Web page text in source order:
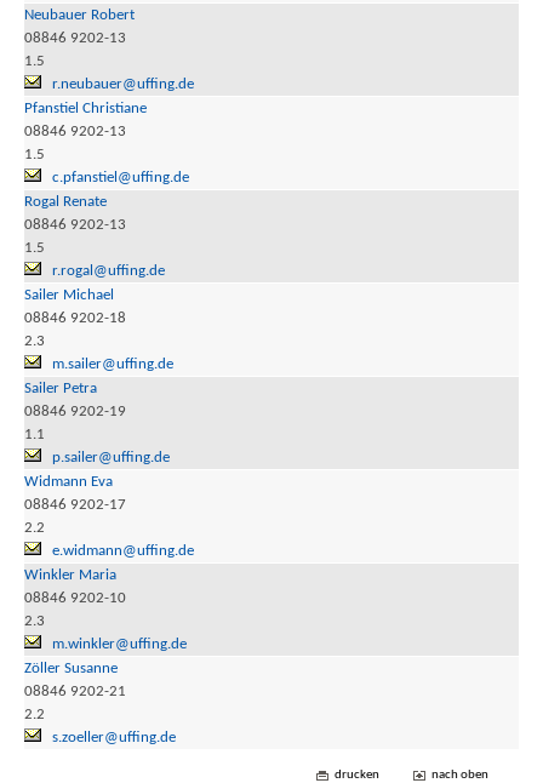
Neubauer Robert
08846 9202-13
1.5
r.neubauer@uffing.de
Pfanstiel Christiane
08846 9202-13
1.5
c.pfanstiel@uffing.de
Rogal Renate
08846 9202-13
1.5
r.rogal@uffing.de
Sailer Michael
08846 9202-18
2.3
m.sailer@uffing.de
Sailer Petra
08846 9202-19
1.1
p.sailer@uffing.de
Widmann Eva
08846 9202-17
2.2
e.widmann@uffing.de
Winkler Maria
08846 9202-10
2.3
m.winkler@uffing.de
Zöller Susanne
08846 9202-21
2.2
s.zoeller@uffing.de
drucken nach oben